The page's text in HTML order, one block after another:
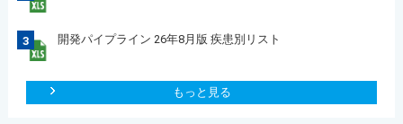
3 開発パイプライン 26年8月版 疾患別リスト
もっと見る